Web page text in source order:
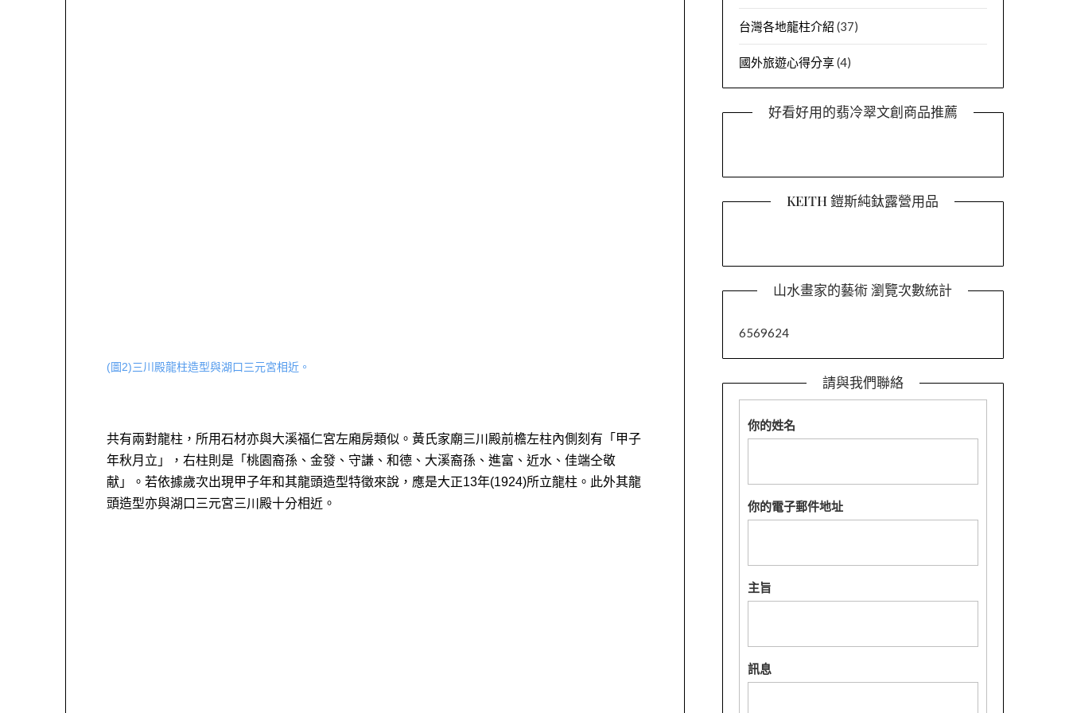
(圖2)三川殿龍柱造型與湖口三元宮相近。
共有兩對龍柱，所用石材亦與大溪福仁宮左廂房類似。黃氏家廟三川殿前檐左柱內側刻有「甲子
年秋月立」，右柱則是「桃園裔孫、金發、守謙、和德、大溪裔孫、進富、近水、佳端仝敬
献」。若依據歲次出現甲子年和其龍頭造型特徵來說，應是大正13年(1924)所立龍柱。此外其龍
頭造型亦與湖口三元宮三川殿十分相近。
台灣各地龍柱介紹 (37)
國外旅遊心得分享 (4)
好看好用的翡冷翠文創商品推薦
KEITH 鎧斯純鈦露營用品
山水畫家的藝術 瀏覽次數統計
6569624
請與我們聯絡
你的姓名
你的電子郵件地址
主旨
訊息